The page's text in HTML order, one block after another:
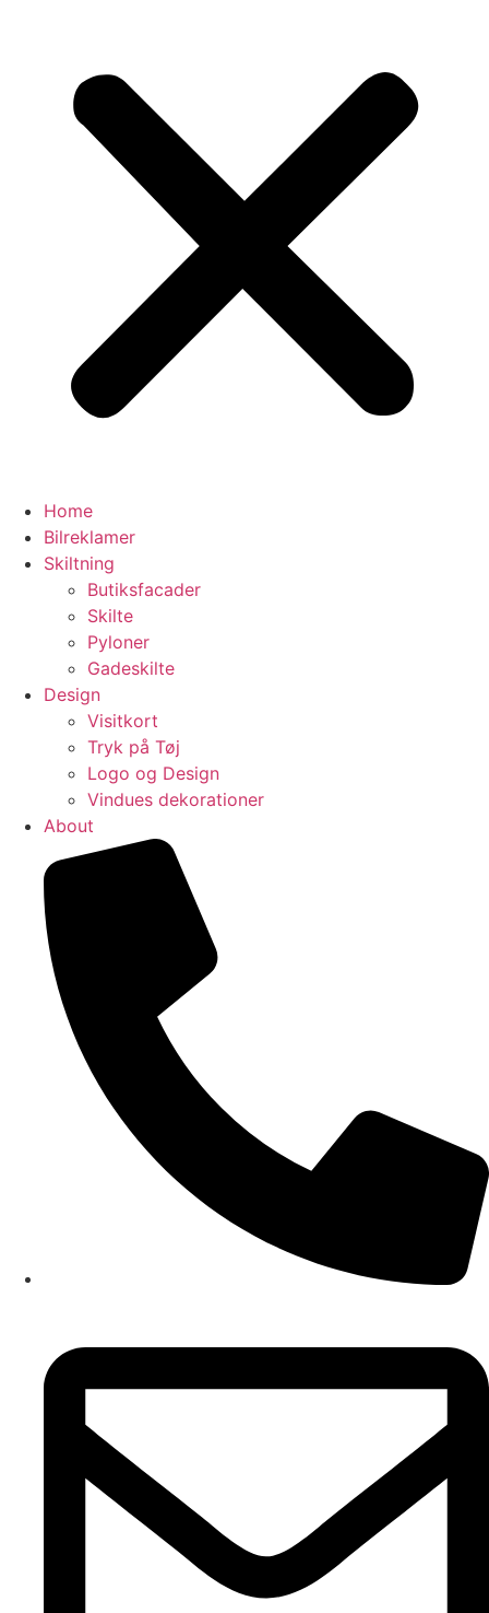
Home
Bilreklamer
Skiltning
Butiksfacader
Skilte
Pyloner
Gadeskilte
Design
Visitkort
Tryk på Tøj​
Logo og Design
Vindues dekorationer
About